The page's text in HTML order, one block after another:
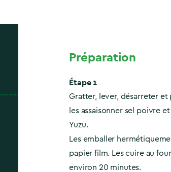
Préparation
Étape 1
Gratter, lever, désarreter et
les assaisonner sel poivre
Yuzu.
Les emballer
papier film. Les cuire au
environ 20 minutes.